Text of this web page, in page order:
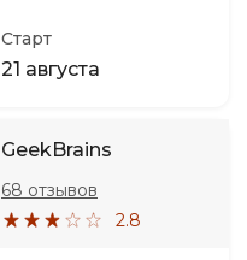
Старт
21 августа
GeekBrains
2.8
68 отзывов